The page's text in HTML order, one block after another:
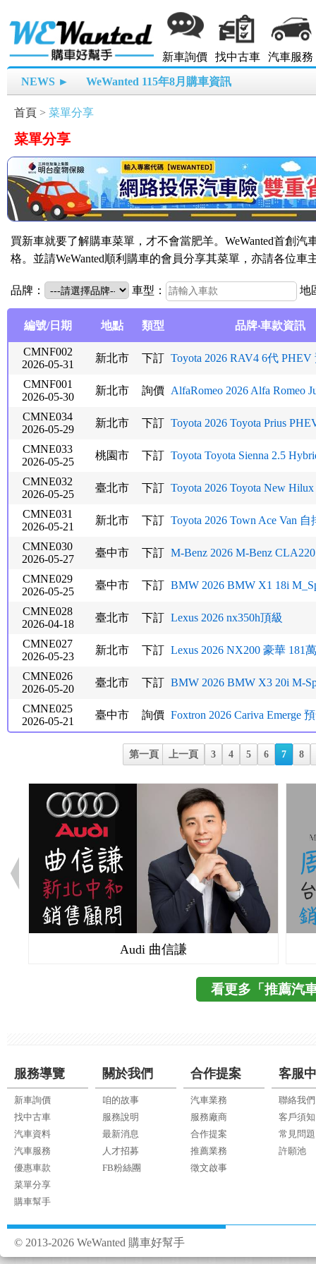
新車詢價 找中古車 汽車服務
NEWS ► WeWanted 115年8月購車資訊
首頁 > 菜單分享
菜單分享
買新車就要了解購車菜單，才不會當肥羊。WeWanted首創
格。並請WeWanted順利購車的會員分享其菜單，亦請各位
品牌： 車型： 地
編號/日期 地點 類型 品牌‧車款資訊
CMNF002
2026-05-31
新北市 下訂 Toyota 2026 RAV4 6代 PHEV
CMNF001
2026-05-30
新北市 詢價 AlfaRomeo 2026 Alfa Romeo
CMNE034
2026-05-29
新北市 下訂 Toyota 2026 Toyota Prius
CMNE033
2026-05-25
桃園市 下訂 Toyota Toyota Sienna 2.5
CMNE032
2026-05-25
臺北市 下訂 Toyota 2026 Toyota New Hilux
CMNE031
2026-05-21
新北市 下訂 Toyota 2026 Town Ace Van 自
CMNE030
2026-05-27
臺中市 下訂 M-Benz 2026 M-Benz
CMNE029
2026-05-25
臺中市 下訂 BMW 2026 BMW X1 18i
CMNE028
2026-04-18
臺北市 下訂 Lexus 2026 nx350h頂級
CMNE027
2026-05-23
新北市 下訂 Lexus 2026 NX200 豪華 181
CMNE026
2026-05-20
臺北市 下訂 BMW 2026 BMW X3 20i M-
CMNE025
2026-05-21
臺中市 詢價 Foxtron 2026 Cariva Emerge
第一頁 上一頁 3 4 5 6 7 8
Audi 曲信謙
看更多「推薦汽
服務導覽
新車詢價
找中古車
汽車資料
汽車服務
優惠車款
菜單分享
購車幫手
關於我們
咱的故事
服務說明
最新消息
人才招募
FB粉絲團
合作提案
汽車業務
服務廠商
合作提案
推薦業務
徵文啟事
客服
聯絡我們
客戶須知
常見問題
許願池
© 2013-2026 WeWanted 購車好幫手